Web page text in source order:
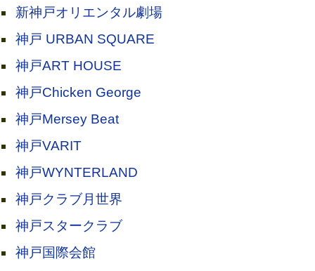
新神戸オリエンタル劇場
神戸 URBAN SQUARE
神戸ART HOUSE
神戸Chicken George
神戸Mersey Beat
神戸VARIT
神戸WYNTERLAND
神戸クラブ月世界
神戸スタークラブ
神戸国際会館